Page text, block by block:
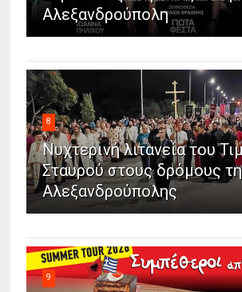
Αλεξανδρούπολη
8
Νυχτερινή λιτανεία του
Σταυρού στους δρόμους
Αλεξανδρούπολης
9